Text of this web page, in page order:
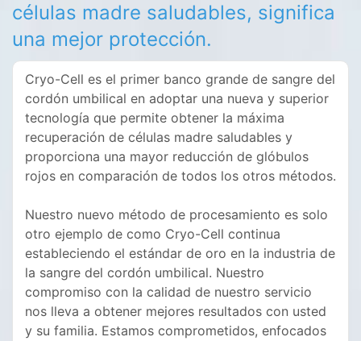
células madre saludables, significa
una mejor protección.
Cryo-Cell es el primer banco grande de sangre del
cordón umbilical en adoptar una nueva y superior
tecnología que permite obtener la máxima
recuperación de células madre saludables y
proporciona una mayor reducción de glóbulos
rojos en comparación de todos los otros métodos.
Nuestro nuevo método de procesamiento es solo
otro ejemplo de como Cryo-Cell continua
estableciendo el estándar de oro en la industria de
la sangre del cordón umbilical. Nuestro
compromiso con la calidad de nuestro servicio
nos lleva a obtener mejores resultados con usted
y su familia. Estamos comprometidos, enfocados